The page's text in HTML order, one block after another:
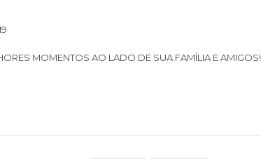
MOMENTOS AO LADO DE SUA FAMÍLIA E AMIGOS!